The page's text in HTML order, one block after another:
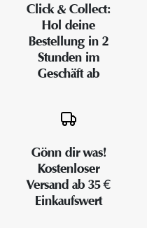
Click & Collect:
Hol deine
Bestellung in 2
Stunden im
Geschäft ab
Gönn dir was!
Kostenloser
Versand ab 35 €
Einkaufswert